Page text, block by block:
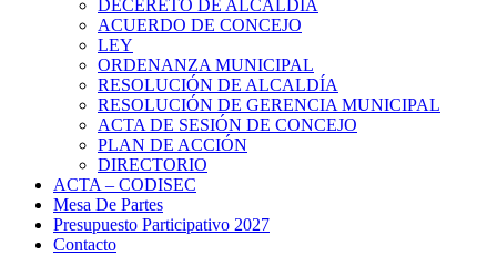
DECERETO DE ALCALDÍA
ACUERDO DE CONCEJO
LEY
ORDENANZA MUNICIPAL
RESOLUCIÓN DE ALCALDÍA
RESOLUCIÓN DE GERENCIA MUNICIPAL
ACTA DE SESIÓN DE CONCEJO
PLAN DE ACCIÓN
DIRECTORIO
ACTA – CODISEC
Mesa De Partes
Presupuesto Participativo 2027
Contacto